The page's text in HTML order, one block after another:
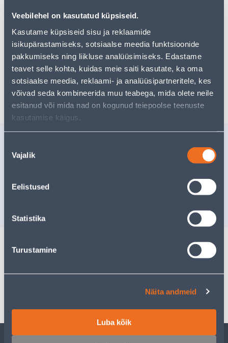
Veebilehel on kasutatud küpsiseid.
Kasutame küpsiseid sisu ja reklaamide
isikupärastamiseks, sotsiaalse meedia funktsioonide
pakkumiseks ning liikluse analüüsimiseks. Edastame
teavet selle kohta, kuidas meie saiti kasutate, ka oma
sotsiaalse meedia, reklaami- ja analüüsipartneritele, kes
võivad seda kombineerida muu teabega, mida olete neile
esitanud või mida nad on kogunud teiepoolse teenuste
kasutamise käigus.
valik
Vajalik
Eelistused
Statistika
Turustamine
Näita andmeid
Luba kõik
Teie ostlemisrõõm ei pea aga siin lõppema - oma
kasutades meie võimsat otsingufunktsiooni, et leida
veelgi meelepärasemad valikuid. Head ostlemist!
Tarne pole võimalik
Tarne pole